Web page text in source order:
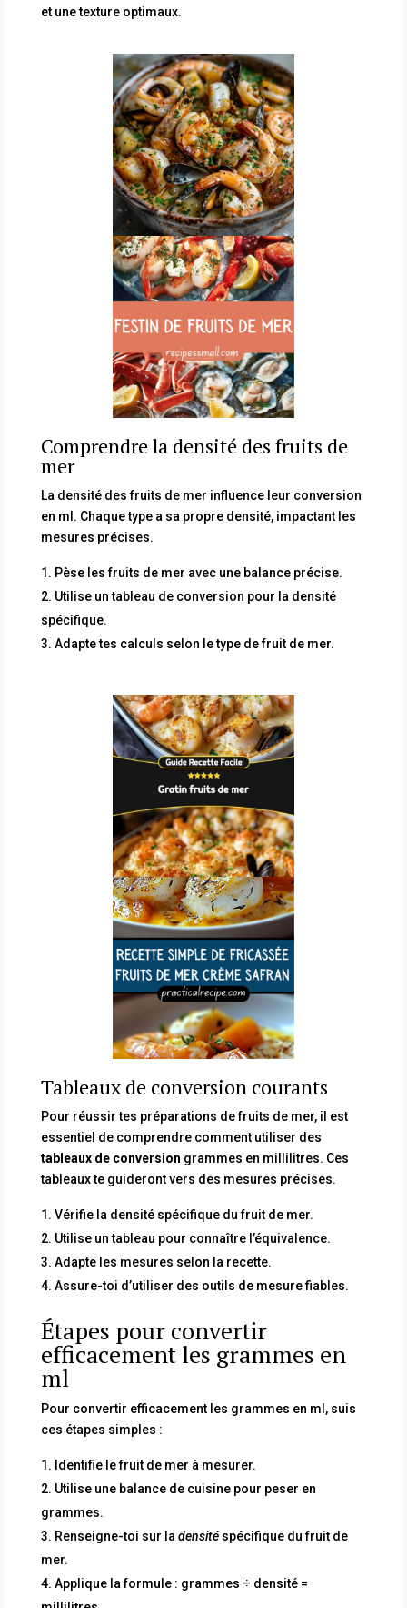
et une texture optimaux.
Comprendre la densité des fruits de
mer
La densité des fruits de mer influence leur conversion
en ml. Chaque type a sa propre densité, impactant les
mesures précises.
Pèse les fruits de mer avec une balance précise.
Utilise un tableau de conversion pour la densité
spécifique.
Adapte tes calculs selon le type de fruit de mer.
Tableaux de conversion courants
Pour réussir tes préparations de fruits de mer, il est
essentiel de comprendre comment utiliser des
tableaux de conversion grammes en millilitres. Ces
tableaux te guideront vers des mesures précises.
Vérifie la densité spécifique du fruit de mer.
Utilise un tableau pour connaître l’équivalence.
Adapte les mesures selon la recette.
Assure-toi d’utiliser des outils de mesure fiables.
Étapes pour convertir
efficacement les grammes en
ml
Pour convertir efficacement les grammes en ml, suis
ces étapes simples :
Identifie le fruit de mer à mesurer.
Utilise une balance de cuisine pour peser en
grammes.
Renseigne-toi sur la densitéspécifique du fruit de
mer.
Applique la formule : grammes ÷ densité =